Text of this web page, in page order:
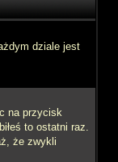
dziale jest
na przycisk
to ostatni raz.
że zwykli